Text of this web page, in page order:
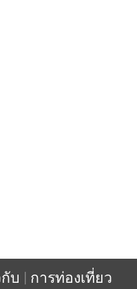
บ การท่องเที่ยว